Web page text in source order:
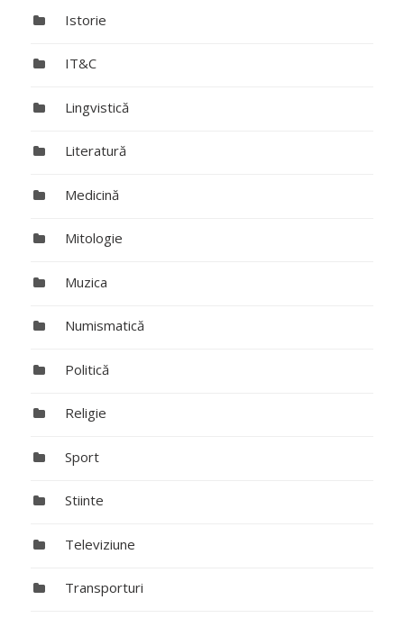
Istorie
IT&C
Lingvistică
Literatură
Medicină
Mitologie
Muzica
Numismatică
Politică
Religie
Sport
Stiinte
Televiziune
Transporturi